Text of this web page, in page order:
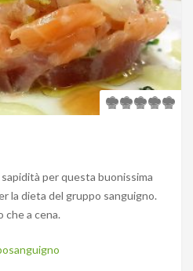
per questa buonissima
la dieta del gruppo sanguigno.
che a cena.